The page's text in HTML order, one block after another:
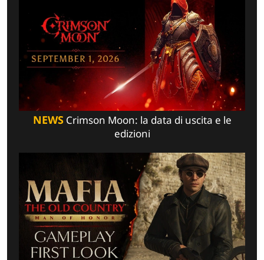
NEWSCrimson Moon: la data di uscita e le
edizioni